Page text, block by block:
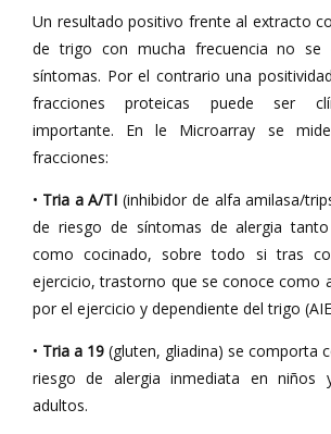
Un resultado positivo frente al extracto
de trigo con mucha frecuencia no se
síntomas. Por el contrario una
fracciones proteicas puede ser
importante. En le Microarray se
fracciones:
• Tria a A/TI (inhibidor de alfa amilasa/
de riesgo de síntomas de alergia
como cocinado, sobre todo si tras
ejercicio, trastorno que se conoce como
por el ejercicio y dependiente del trigo
• Tria a 19 (gluten, gliadina) se comporta
riesgo de alergia inmediata en niños
adultos.